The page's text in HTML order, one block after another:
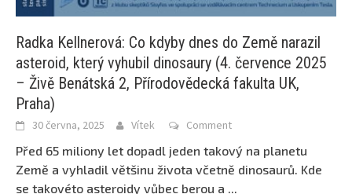
Radka Kellnerová: Co kdyby dnes do Země narazil
asteroid, který vyhubil dinosaury (4. července 2025
– Živě Benátská 2, Přírodovědecká fakulta UK,
Praha)
30 června, 2025 Vítek Comment
Před 65 miliony let dopadl jeden takový na planetu
Země a vyhladil většinu života včetně dinosaurů. Kde
se takovéto asteroidy vůbec berou a ...